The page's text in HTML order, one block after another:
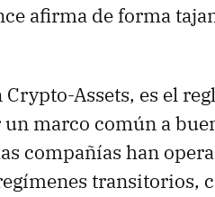
afirma de forma
Assets, es el
marco común a
compañías han
transitorios,